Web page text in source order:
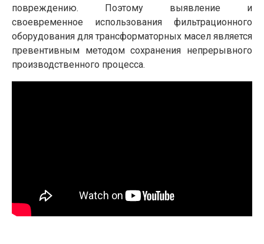
повреждению. Поэтому выявление и
своевременное использования фильтрационного
оборудования для трансформаторных масел является
превентивным методом сохранения непрерывного
производственного процесса.